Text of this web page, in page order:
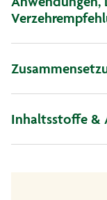
Inhaltsstoffe &